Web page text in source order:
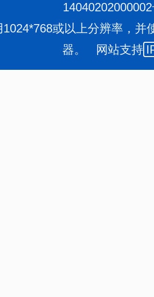
墒整地的情况，制定积水地块排水降渍技
。加强小麦冬前管理，做好秋季病虫草防
或以上分辨率，并
器。 网站支持